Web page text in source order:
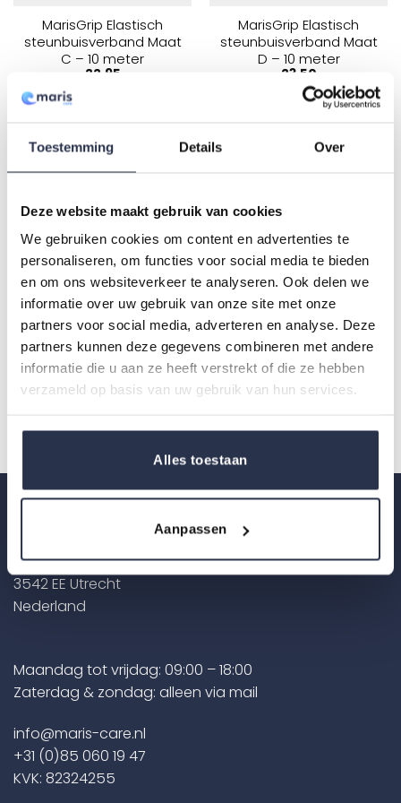
Toestemming Details Over
Deze website maakt gebruik van cookies
We gebruiken cookies om content en advertenties te
personaliseren, om functies voor social media te bieden
en om ons websiteverkeer te analyseren. Ook delen we
informatie over uw gebruik van onze site met onze
partners voor social media, adverteren en analyse. Deze
partners kunnen deze gegevens combineren met andere
informatie die u aan ze heeft verstrekt of die ze hebben
verzameld op basis van uw gebruik van hun services.
Alles toestaan
Aanpassen
MarisGrip Elastisch
steunbuisverband Maat
C – 10 meter
22,95
MarisGrip Elastisch
steunbuisverband Maat
D – 10 meter
23,50
MarisGrip Elastisch
steunbuisverband Maat
E – 10 meter
24,95
MarisGrip Elastisch
steunbuisverband Maat
F – 10 meter
24,95
Toevoegen aan winkelwagen
Zonnebaan 30
3542 EE Utrecht
Nederland
Maandag tot vrijdag: 09:00 – 18:00
Zaterdag & zondag: alleen via mail
info@maris-care.nl
+31 (0)85 060 19 47
KVK: 82324255